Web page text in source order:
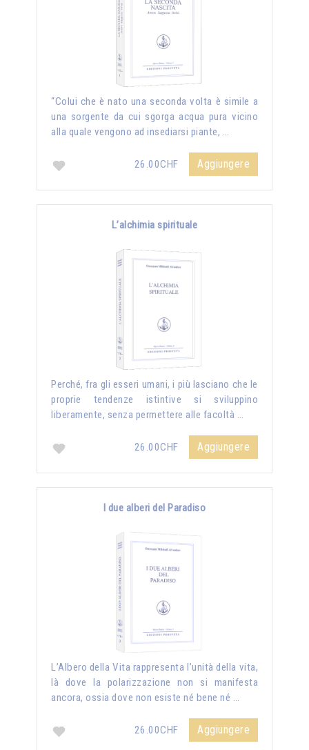
“Colui che è nato una seconda volta è simile a
una sorgente da cui sgorga acqua pura vicino
alla quale vengono ad insediarsi piante, …
26.00CHF Aggiungere
L’alchimia spirituale
Perché, fra gli esseri umani, i più lasciano che le
proprie tendenze istintive si sviluppino
liberamente, senza permettere alle facoltà …
26.00CHF Aggiungere
I due alberi del Paradiso
L’Albero della Vita rappresenta l’unità della vita,
là dove la polarizzazione non si manifesta
ancora, ossia dove non esiste né bene né …
26.00CHF Aggiungere